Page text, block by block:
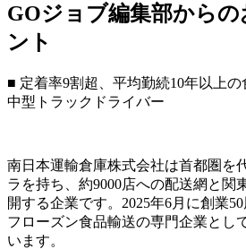
GOジョブ編集部から
ント
■ 定着率9割超、平均勤続10年以上
中型トラックドライバー
南日本運輸倉庫株式会社は首都圏を
ラを持ち、約9000店への配送網と関
開する企業です。2025年6月に創業
フローズン食品輸送の専門企業とし
います。